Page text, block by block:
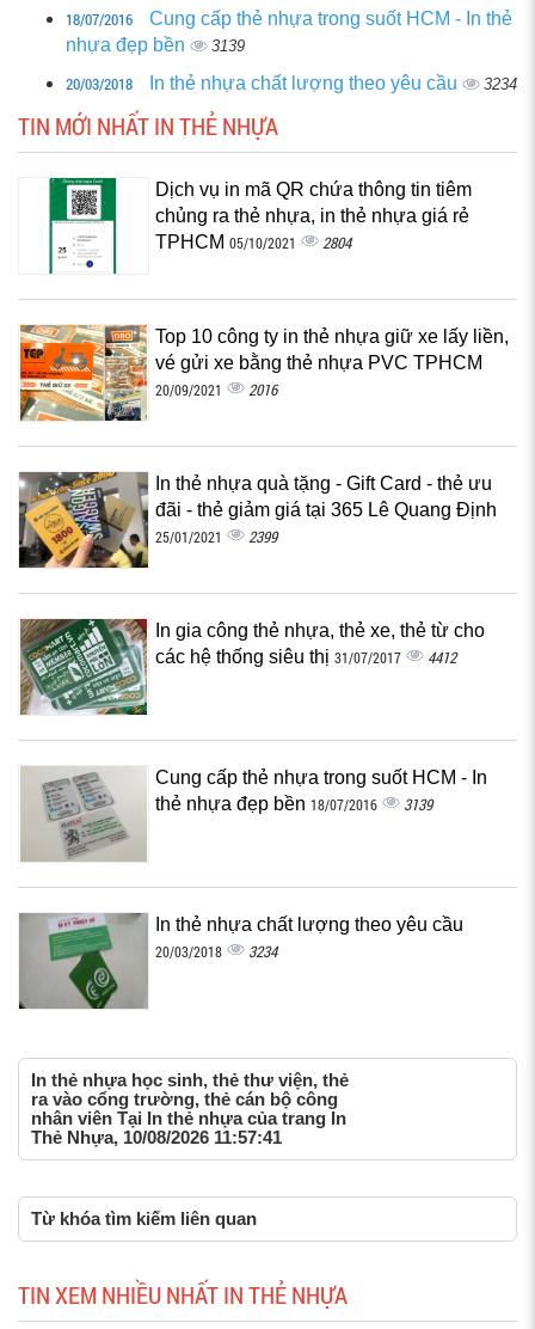
18/07/2016
Cung cấp thẻ nhựa trong suốt HCM - In thẻ
nhựa đẹp bền‎
3139
20/03/2018 In thẻ nhựa chất lượng theo yêu cầu 3234
TIN MỚI NHẤT IN THẺ NHỰA
Dịch vụ in mã QR chứa thông tin tiêm
chủng ra thẻ nhựa, in thẻ nhựa giá rẻ
TPHCM 05/10/2021 2804
Top 10 công ty in thẻ nhựa giữ xe lấy liền,
vé gửi xe bằng thẻ nhựa PVC TPHCM
20/09/2021 2016
In thẻ nhựa quà tặng - Gift Card - thẻ ưu
đãi - thẻ giảm giá tại 365 Lê Quang Định
25/01/2021 2399
In gia công thẻ nhựa, thẻ xe, thẻ từ cho
các hệ thống siêu thị 31/07/2017 4412
Cung cấp thẻ nhựa trong suốt HCM - In
thẻ nhựa đẹp bền‎ 18/07/2016 3139
In thẻ nhựa chất lượng theo yêu cầu
20/03/2018 3234
In thẻ nhựa học sinh, thẻ thư viện, thẻ
ra vào cổng trường, thẻ cán bộ công
nhân viên Tại In thẻ nhựa của trang In
Thẻ Nhựa, 10/08/2026 11:57:41
Từ khóa tìm kiếm liên quan
TIN XEM NHIỀU NHẤT IN THẺ NHỰA